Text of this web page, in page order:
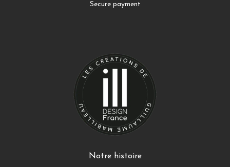
Secure payment
Notre histoire